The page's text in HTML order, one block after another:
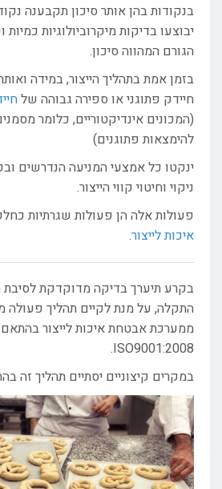
בנקודות בהן אותר סיכון תקבענה
יבוצעו בדיקות מיקרוביולוגיות
הגורם המהווה סיכון.
בזמן אמת בתהליך הייצור, במידה
חיידק פתוגני או ספירה גבוהה של
(המכונים אינדיקטוריים, כלומר
להימצאות פתוגנים)
ינקטו כל אמצעי המניעה הנדרשים
ניקוי וחיטוי קווי הייצור.
פעולות אלה הן פעולות שגרתיות
איכות לייצור.
בקרע תיערך בדיקה מדוקדקת
התקלה, על מנת לקיים תהליך
ממערכת אבטחת איכות לייצור
ISO9001:2008.
במקרים קיצוניים יסתיים תהליך זה